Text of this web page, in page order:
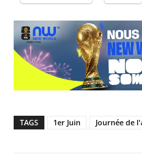
TAGS 1er Juin Journée de